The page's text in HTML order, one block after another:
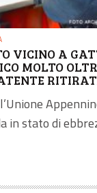
VICINO A
MOLTO
in stato di